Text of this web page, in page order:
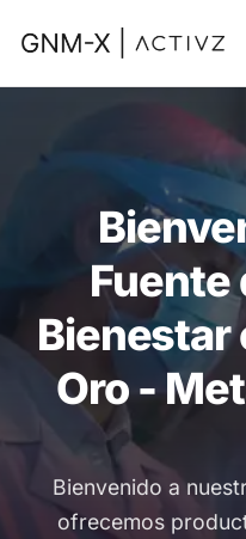
Fuente
Bienestar
Oro -
Bienvenido a
ofrecemos